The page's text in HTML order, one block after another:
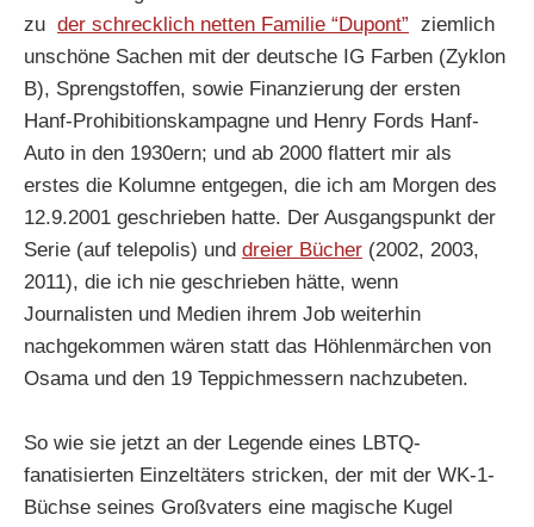
zu der schrecklich netten Familie “Dupont” ziemlich
unschöne Sachen mit der deutsche IG Farben (Zyklon
B), Sprengstoffen, sowie Finanzierung der ersten
Hanf-Prohibitionskampagne und Henry Fords Hanf-
Auto in den 1930ern; und ab 2000 flattert mir als
erstes die Kolumne entgegen, die ich am Morgen des
12.9.2001 geschrieben hatte. Der Ausgangspunkt der
Serie (auf telepolis) und dreier Bücher (2002, 2003,
2011), die ich nie geschrieben hätte, wenn
Journalisten und Medien ihrem Job weiterhin
nachgekommen wären statt das Höhlenmärchen von
Osama und den 19 Teppichmessern nachzubeten.
So wie sie jetzt an der Legende eines LBTQ-
fanatisierten Einzeltäters stricken, der mit der WK-1-
Büchse seines Großvaters eine magische Kugel